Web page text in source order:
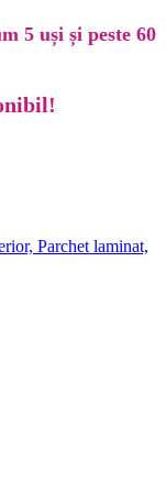
5 uși și peste 60